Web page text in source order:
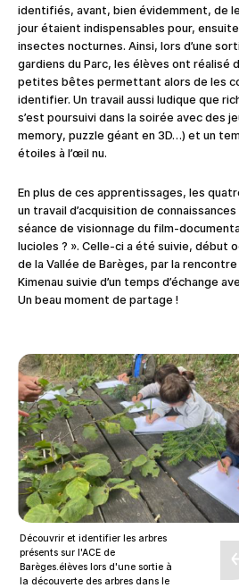
identifiés, avant, bien évidemment, de
jour étaient indispensables pour,
insectes nocturnes. Ainsi, lors d’une
gardiens du Parc, les élèves ont réalisé
petites bêtes permettant alors de les
identifier. Un travail aussi ludique que
s’est poursuivi dans la soirée avec des
memory, puzzle géant en 3D…) et un
étoiles à l’œil nu.
En plus de ces apprentissages, les
un travail d’acquisition de
séance de visionnage du film-
lucioles ? ». Celle-ci a été suivie, début
de la Vallée de Barèges, par la
Kimenau suivie d’un temps d’échange
Un beau moment de partage !
Découvrir et identifier les arbres
présents sur l'ACE de
Barèges.élèves lors d'une sortie à
la découverte des arbres dans le